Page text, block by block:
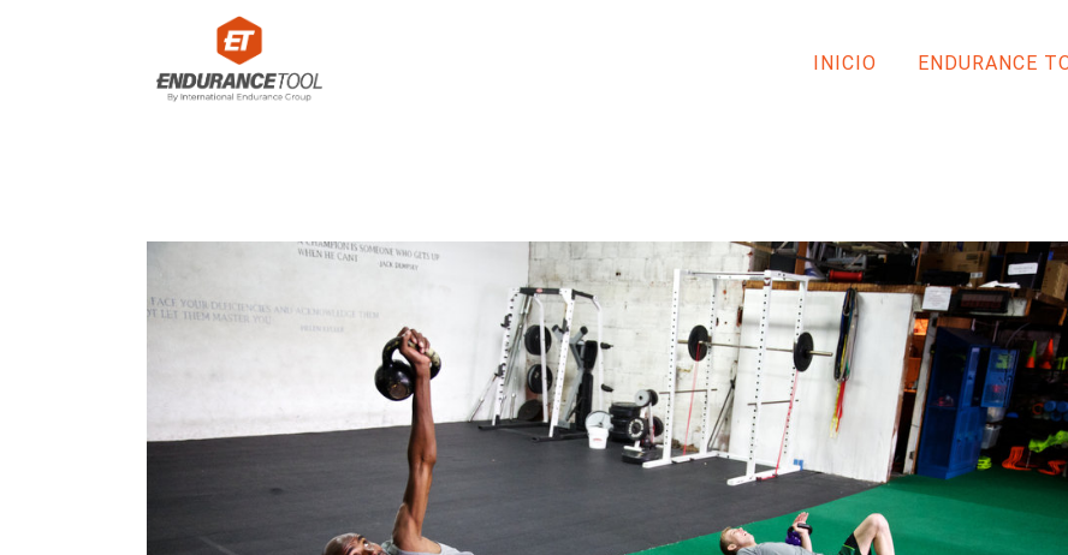
INICIO ENDURANCE